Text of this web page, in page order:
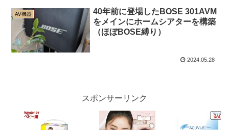
AV機器
40年前に登場したBOSE 301AVM
をメインにホームシアターを構築
（ほぼBOSE縛り）
2024.05.28
スポンサーリンク